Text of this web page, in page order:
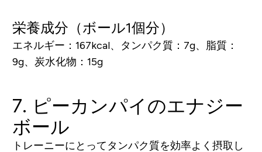
栄養成分（ボール1個分）
エネルギー：167kcal、タンパク質：7g、脂質：
9g、炭水化物：15g
7. ピーカンパイのエナジー
ボール
トレーニーにとってタンパク質を効率よく摂取し